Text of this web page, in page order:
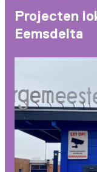
Projecten
Eemsdelta